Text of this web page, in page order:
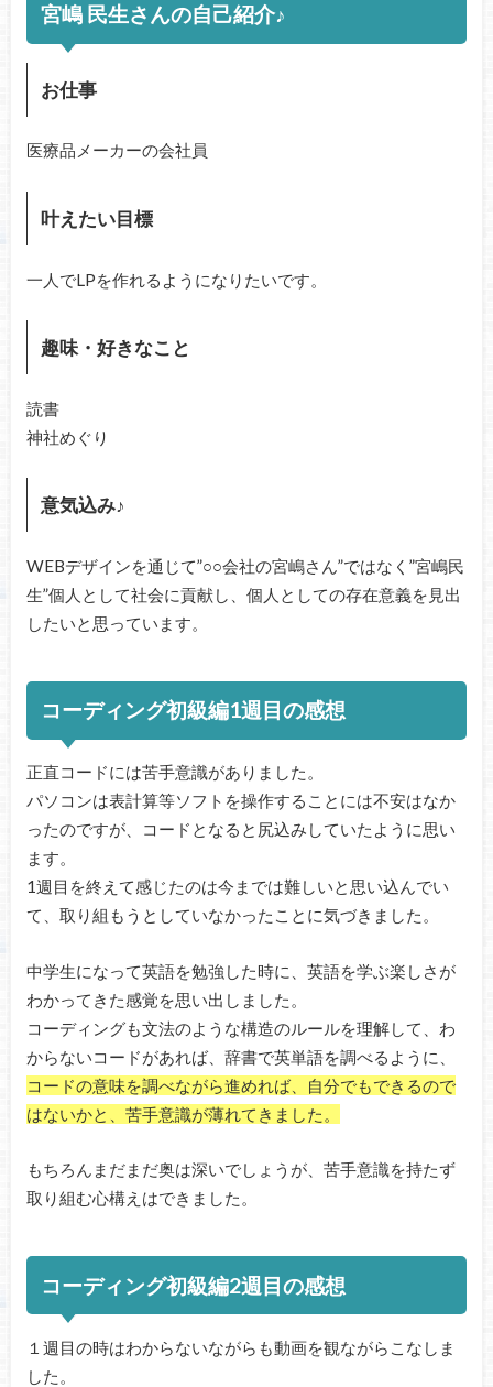
宮嶋 民生さんの自己紹介♪
お仕事
医療品メーカーの会社員
叶えたい目標
一人でLPを作れるようになりたいです。
趣味・好きなこと
読書
神社めぐり
意気込み♪
WEBデザインを通じて”○○会社の宮嶋さん”ではなく”宮嶋民
生”個人として社会に貢献し、個人としての存在意義を見出
したいと思っています。
コーディング初級編1週目の感想
正直コードには苦手意識がありました。
パソコンは表計算等ソフトを操作することには不安はなか
ったのですが、コードとなると尻込みしていたように思い
ます。
1週目を終えて感じたのは今までは難しいと思い込んでい
て、取り組もうとしていなかったことに気づきました。
中学生になって英語を勉強した時に、英語を学ぶ楽しさが
わかってきた感覚を思い出しました。
コーディングも文法のような構造のルールを理解して、わ
からないコードがあれば、辞書で英単語を調べるように、
コードの意味を調べながら進めれば、自分でもできるので
はないかと、苦手意識が薄れてきました。
もちろんまだまだ奥は深いでしょうが、苦手意識を持たず
取り組む心構えはできました。
コーディング初級編2週目の感想
１週目の時はわからないながらも動画を観ながらこなしま
した。